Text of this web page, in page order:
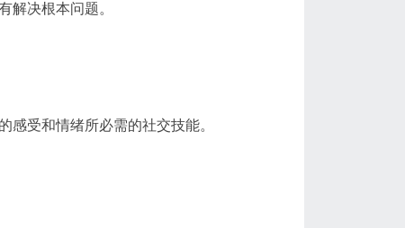
解决根本问题。
感受和情绪所必需的社交技能。